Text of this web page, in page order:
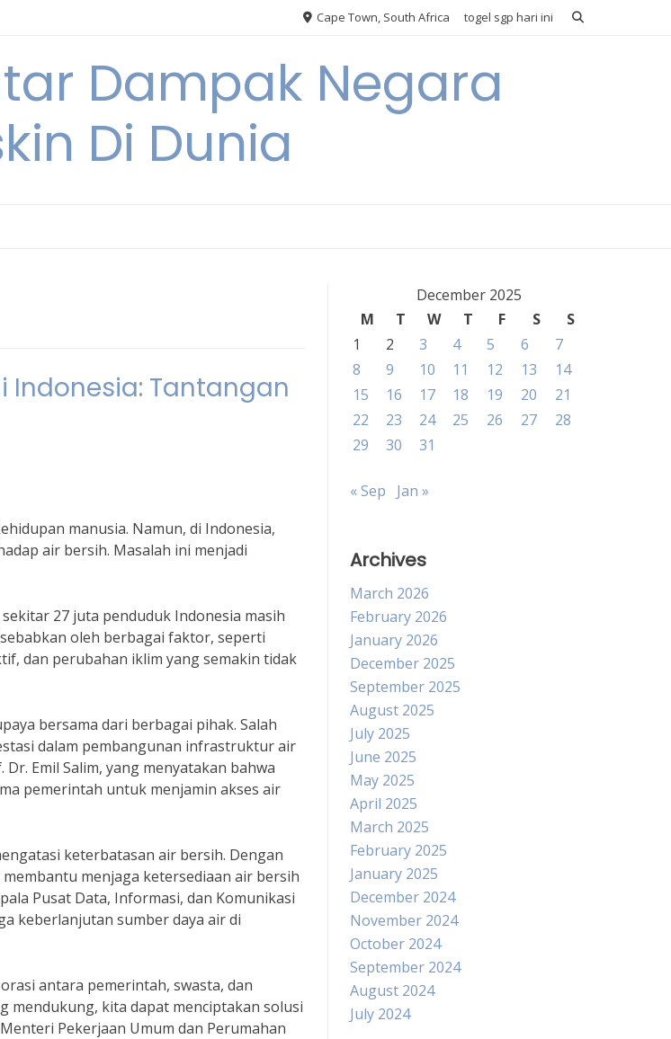
Cape Town, South Africa togel sgp hari ini
Dampak Negara
Di Dunia
Indonesia: Tantangan
manusia. Namun, di Indonesia,
air bersih. Masalah ini menjadi
27 juta penduduk Indonesia masih
oleh berbagai faktor, seperti
dan perubahan iklim yang semakin tidak
bersama dari berbagai pihak. Salah
dalam pembangunan infrastruktur air
Emil Salim, yang menyatakan bahwa
pemerintah untuk menjamin akses air
keterbatasan air bersih. Dengan
menjaga ketersediaan air bersih
Pusat Data, Informasi, dan Komunikasi
keberlanjutan sumber daya air di
antara pemerintah, swasta, dan
mendukung, kita dapat menciptakan solusi
Pekerjaan Umum dan Perumahan
December 2025
M
T W T F S
S
1
2 3 4 5 6
7
8
9 10 11 12 13
14
15
16 17 18 19 20
21
22
23 24 25 26 27
28
29
30 31
« Sep Jan »
Archives
March 2026
February 2026
January 2026
December 2025
September 2025
August 2025
July 2025
June 2025
May 2025
April 2025
March 2025
February 2025
January 2025
December 2024
November 2024
October 2024
September 2024
August 2024
July 2024